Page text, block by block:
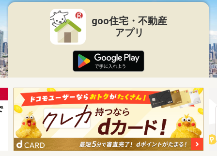
goo住宅・不動産
アプリ